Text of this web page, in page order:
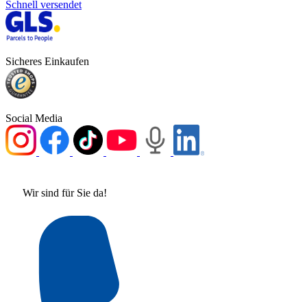
Schnell versendet
Sicheres Einkaufen
Social Media
Wir sind für Sie da!